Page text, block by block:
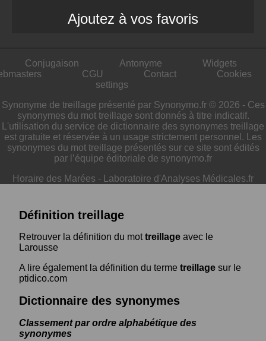
Ajoutez à vos favoris
Conjugaison Antonyme
Widgets
CGU Contact
Cookies
settings
Synonyme de treillage présenté par Synonymo.fr © 2026 - Ces
synonymes du mot treillage sont donnés à titre indicatif.
L'utilisation du service de dictionnaire des synonymes treillage
est gratuite et réservée à un usage strictement personnel. Les
synonymes du mot treillage présentés sur ce site sont édités
par l’équipe éditoriale de synonymo.fr
Horaire des Marées - Laboratoire d'Analyses Médicales.fr
Définition treillage
Retrouver la définition du mottreillage avec le
Larousse
A lire également la définition du terme treillage sur le
ptidico.com
Dictionnaire des synonymes
Classement par ordre alphabétique des
synonymes